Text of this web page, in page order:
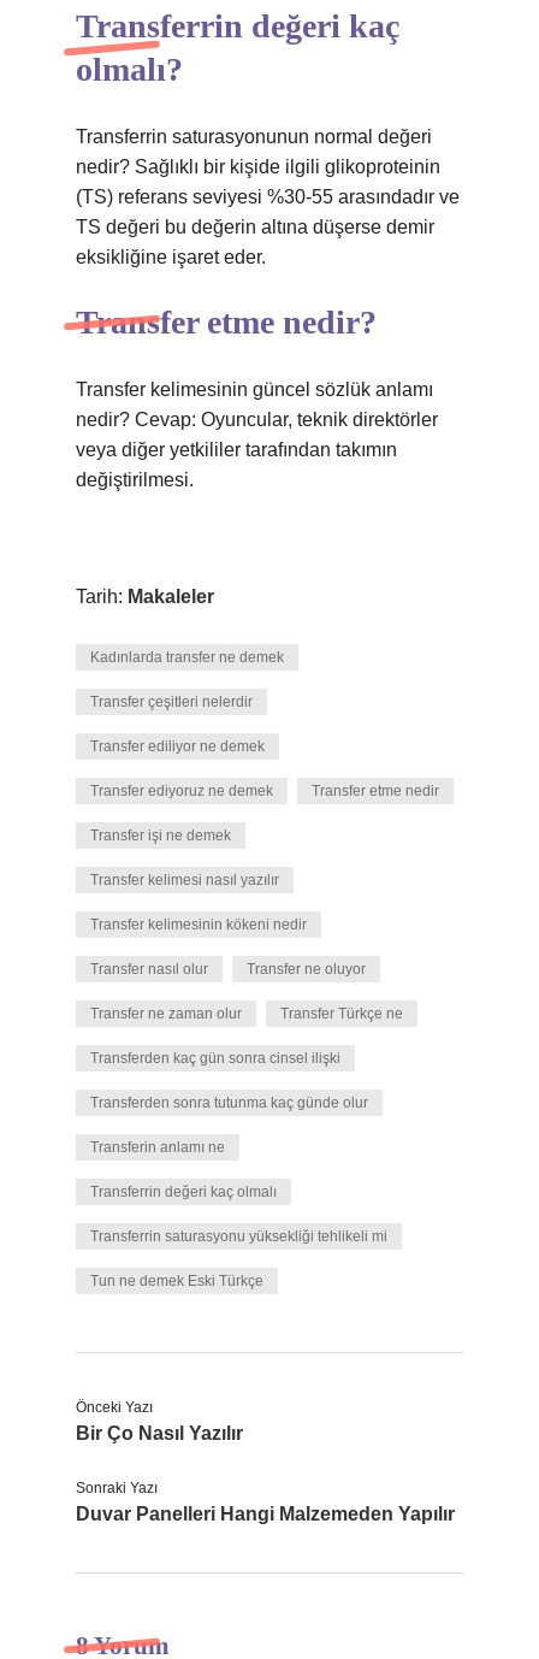
Transferrin değeri kaç
olmalı?
Transferrin saturasyonunun normal değeri
nedir? Sağlıklı bir kişide ilgili glikoproteinin
(TS) referans seviyesi %30-55 arasındadır ve
TS değeri bu değerin altına düşerse demir
eksikliğine işaret eder.
Transfer etme nedir?
Transfer kelimesinin güncel sözlük anlamı
nedir? Cevap: Oyuncular, teknik direktörler
veya diğer yetkililer tarafından takımın
değiştirilmesi.
Tarih: Makaleler
Kadınlarda transfer ne demek
Transfer çeşitleri nelerdir
Transfer ediliyor ne demek
Transfer ediyoruz ne demek Transfer etme nedir
Transfer işi ne demek
Transfer kelimesi nasıl yazılır
Transfer kelimesinin kökeni nedir
Transfer nasıl olur Transfer ne oluyor
Transfer ne zaman olur Transfer Türkçe ne
Transferden kaç gün sonra cinsel ilişki
Transferden sonra tutunma kaç günde olur
Transferin anlamı ne
Transferrin değeri kaç olmalı
Transferrin saturasyonu yüksekliği tehlikeli mi
Tun ne demek Eski Türkçe
Önceki Yazı
Bir Ço Nasıl Yazılır
Sonraki Yazı
Duvar Panelleri Hangi Malzemeden Yapılır
8 Yorum